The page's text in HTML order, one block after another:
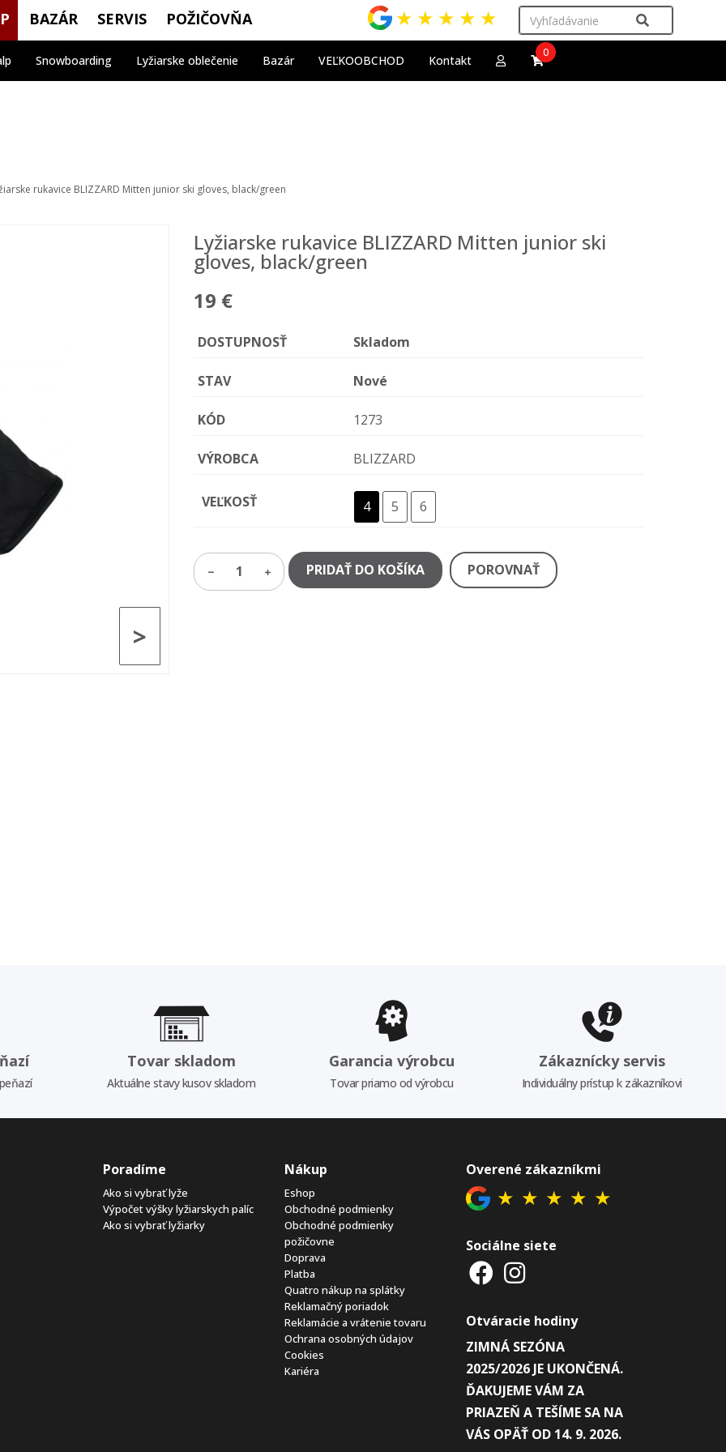
BAZÁR SERVIS POŽIČOVŇA ★ ★ ★ ★ ★
Snowboarding Lyžiarske oblečenie Bazár VEĽKOOBCHOD Kontakt
0
rukavice BLIZZARD Mitten junior ski gloves, black/green
>
Lyžiarske rukavice BLIZZARD Mitten junior ski
gloves, black/green
19 €
DOSTUPNOSŤ Skladom
STAV Nové
KÓD 1273
VÝROBCA BLIZZARD
VEĽKOSŤ 4 5 6
1 PRIDAŤ DO KOŠÍKA POROVNAŤ
Tovar skladom
Aktuálne stavy kusov skladom
Garancia výrobcu
Tovar priamo od výrobcu
Zákaznícky servis
Individuálny prístup k zákazníkovi
Poradíme
Ako si vybrať lyže
Výpočet výšky lyžiarskych palíc
Ako si vybrať lyžiarky
Nákup
Eshop
Obchodné podmienky
Obchodné podmienky
požičovne
Doprava
Platba
Quatro nákup na splátky
Reklamačný poriadok
Reklamácie a vrátenie tovaru
Ochrana osobných údajov
Cookies
Kariéra
Overené zákazníkmi
★ ★ ★ ★ ★
Sociálne siete
Otváracie hodiny
ZIMNÁ SEZÓNA
2025/2026 JE UKONČENÁ.
ĎAKUJEME VÁM ZA
PRIAZEŇ A TEŠÍME SA NA
VÁS OPÄŤ OD 14. 9. 2026.